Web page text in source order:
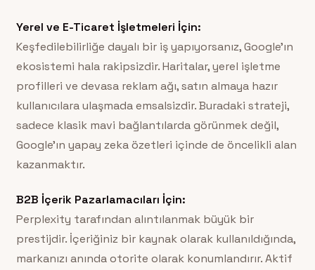
Yerel ve E-Ticaret İşletmeleri İçin:
Keşfedilebilirliğe dayalı bir iş yapıyorsanız, Google’ın
ekosistemi hala rakipsizdir. Haritalar, yerel işletme
profilleri ve devasa reklam ağı, satın almaya hazır
kullanıcılara ulaşmada emsalsizdir. Buradaki strateji,
sadece klasik mavi bağlantılarda görünmek değil,
Google’ın yapay zeka özetleri içinde de öncelikli alan
kazanmaktır.
B2B İçerik Pazarlamacıları İçin:
Perplexity tarafından alıntılanmak büyük bir
prestijdir. İçeriğiniz bir kaynak olarak kullanıldığında,
markanızı anında otorite olarak konumlandırır. Aktif